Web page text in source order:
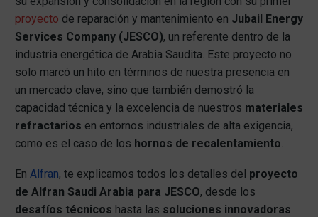
proyecto de reparación y mantenimiento en Jubail Energy
Services Company (JESCO), un referente dentro de la
industria energética de Arabia Saudita. Este proyecto no
solo marcó un hito en términos de nuestra presencia en
un mercado clave, sino que también demostró la
capacidad técnica y la excelencia de nuestros materiales
refractarios en entornos industriales de alta exigencia,
como es el caso de los hornos de recalentamiento.
En Alfran, te explicamos todos los detalles del proyecto
de Alfran Saudi Arabia para JESCO, desde los
desafíos técnicos hasta las soluciones innovadoras